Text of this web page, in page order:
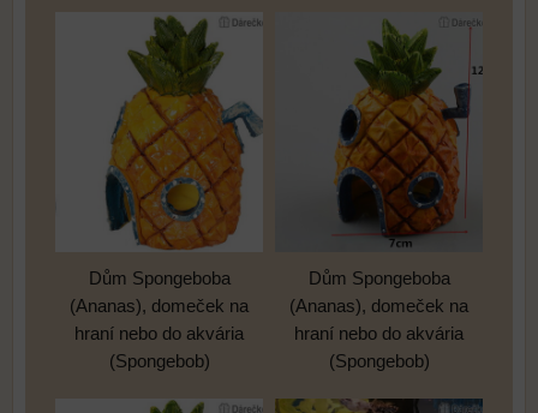
Dům Spongeboba
(Ananas), domeček na
hraní nebo do akvária
(Spongebob)
Dům Spongeboba
(Ananas), domeček na
hraní nebo do akvária
(Spongebob)